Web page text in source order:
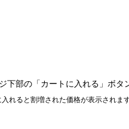
部の「カートに入れる」ボタ
れると割増された価格が表示されます